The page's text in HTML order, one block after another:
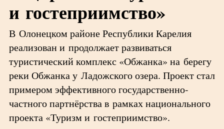
и гостеприимство»
В Олонецком районе Республики Карелия
реализован и продолжает развиваться
туристический комплекс «Обжанка» на берегу
реки Обжанка у Ладожского озера. Проект стал
примером эффективного государственно-
частного партнёрства в рамках национального
проекта «Туризм и гостеприимство».